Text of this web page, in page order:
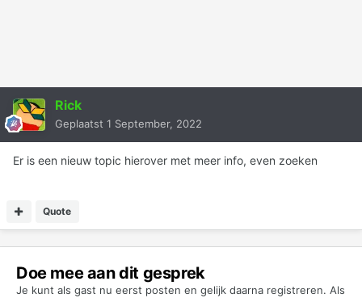
Rick
Geplaatst 1 September, 2022
Er is een nieuw topic hierover met meer info, even zoeken
Quote
Doe mee aan dit gesprek
Je kunt als gast nu eerst posten en gelijk daarna registreren. Als